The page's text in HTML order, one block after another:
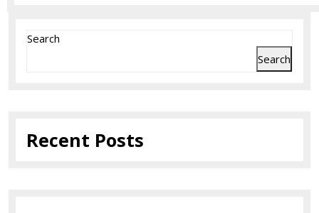
Search
Search
Recent Posts